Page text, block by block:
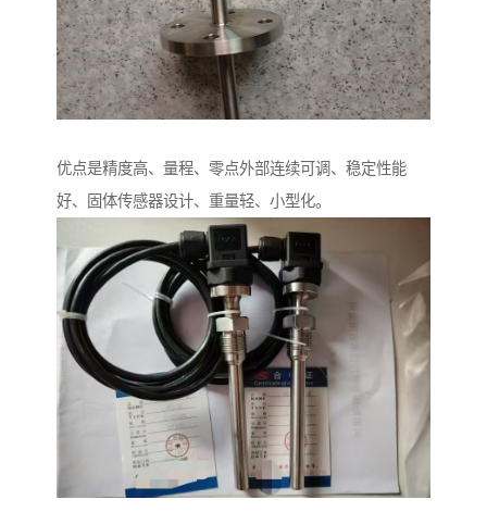
优点是精度高、量程、零点外部连续可调、稳定性能
好、固体传感器设计、重量轻、小型化。